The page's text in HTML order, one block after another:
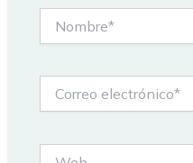
electrónico*